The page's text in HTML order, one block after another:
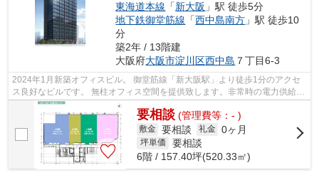
東海道本線 「新大阪 」駅 徒歩5分
地下鉄御堂筋線 「西中島南方 」駅 徒歩10
分
築2年 / 13階建
大阪府大阪市淀川区西中島 ７丁目6-3
2024年1月新築オフィスビル。 御堂筋線「新大阪駅」より徒歩1分のアクセ
ス良好なビルです。 無柱オフィス空間を提供致します。非常時の電力供給設
備も整っております。（72時間）
要相談 (管理費等：- )
敷金 要相談 礼金 0ヶ月
坪単価
要相談
6階 / 157.40坪(520.33㎡)